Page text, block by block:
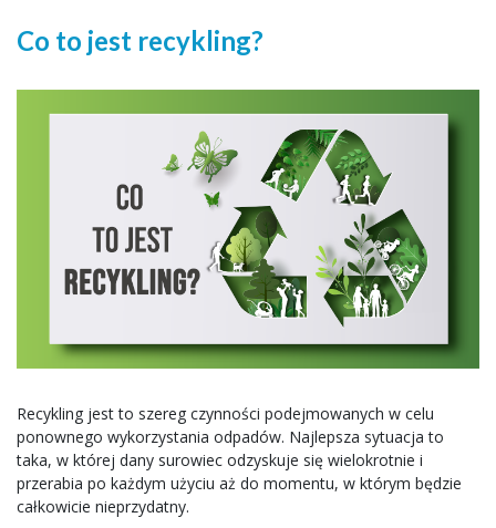
Co to jest recykling?
Recykling jest to szereg czynności podejmowanych w celu
ponownego wykorzystania odpadów. Najlepsza sytuacja to
taka, w której dany surowiec odzyskuje się wielokrotnie i
przerabia po każdym użyciu aż do momentu, w którym będzie
całkowicie nieprzydatny.